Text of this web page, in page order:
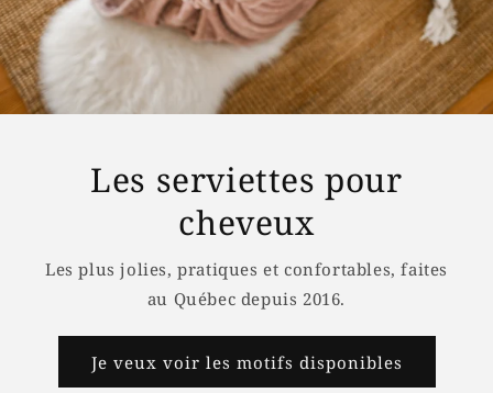
Les serviettes pour
cheveux
Les plus jolies, pratiques et confortables, faites
au Québec depuis 2016.
Je veux voir les motifs disponibles